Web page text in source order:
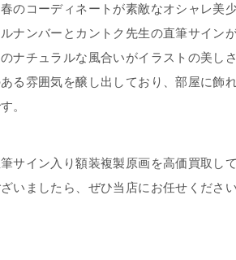
のコーディネートが素敵なオシャレ美
ナンバーとカントク先生の直筆サイン
ナチュラルな風合いがイラストの美し
る雰囲気を醸し出しており、部屋に飾
。
サイン入り額装複製原画を高価買取し
いましたら、ぜひ当店にお任せくださ